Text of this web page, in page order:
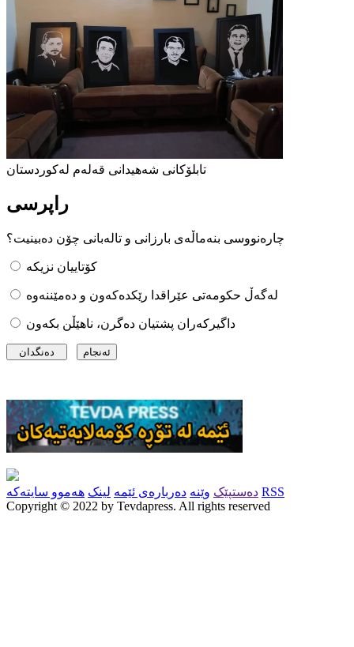
تابلۆکانی شەهیدانی قەلەم لەکوردستان
راپرسی
چارەنووسی بنەماڵەی بارزانی و تالەبانی چۆن دەبینیت؟
کۆتاییان نزیکە
لەگەڵ حکومەتی عێراقدا رێکدەکەون و دەمێننەوە
داگیرکەران پشتیان دەگرن، ناهێڵن بکەون
دەستپێک وێنە دەربارەی ئێمە لینک هەموو سایتەکە
RSS
Copyright © 2022 by Tevdapress. All rights reserved